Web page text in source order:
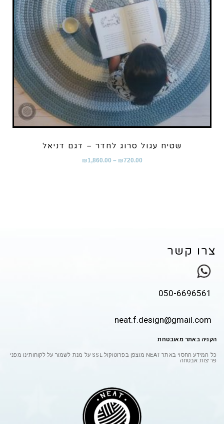
שטיח עגול סרוג לחדר – דגם דניאל
₪720.00
–
₪1,860.00
צרו קשר
050-6696561
neat.f.design@gmail.com
הקניה באתר מאובטחת
כל המידע החסוי באתר NEATמוצפן בפרוטוקול SSL על מנת לשמור על לקוחותינו מפני
פריצות אבטחה